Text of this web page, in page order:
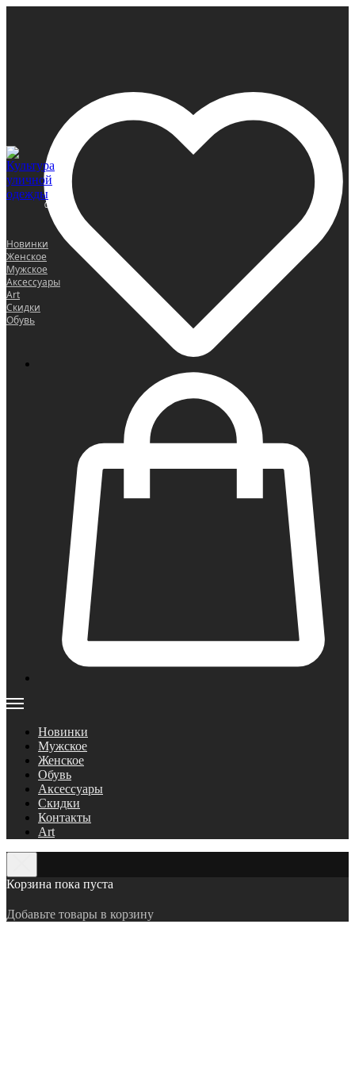
0
Новинки
Женское
Мужское
Аксессуары
Art
Скидки
Обувь
Новинки
Мужское
Женское
Обувь
Аксессуары
Скидки
Контакты
Art
Корзина пока пуста
Добавьте товары в корзину